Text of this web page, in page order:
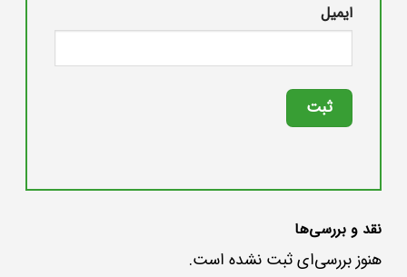
نقد و بررسی‌ها
هنوز بررسی‌ای ثبت نشده است.
ایمیل